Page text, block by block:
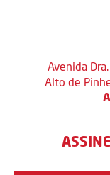
Avenida
Alto de